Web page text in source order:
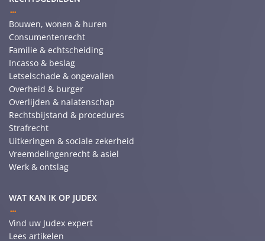
Bouwen, wonen & huren
Consumentenrecht
Familie & echtscheiding
Incasso & beslag
Letselschade & ongevallen
Overheid & burger
Overlijden & nalatenschap
Rechtsbijstand & procedures
Strafrecht
Uitkeringen & sociale zekerheid
Vreemdelingenrecht & asiel
Werk & ontslag
WAT KAN IK OP JUDEX
Vind uw Judex expert
Lees artikelen